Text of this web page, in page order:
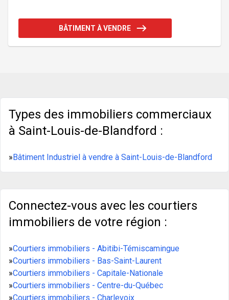
chauffage au propane, quai de chargement et porte
de garage au sol. Une opportunité à saisir!BÂTIMENT À VENDRE
Types des immobiliers commerciaux
à Saint-Louis-de-Blandford :
»Bâtiment Industriel à vendre à Saint-Louis-de-Blandford
Connectez-vous avec les courtiers
immobiliers de votre région :
»Courtiers immobiliers - Abitibi-Témiscamingue
»Courtiers immobiliers - Bas-Saint-Laurent
»Courtiers immobiliers - Capitale-Nationale
»Courtiers immobiliers - Centre-du-Québec
»Courtiers immobiliers - Charlevoix